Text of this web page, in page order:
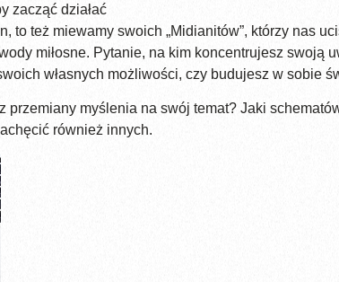
zacząć działać
to też miewamy swoich „Midianitów”, którzy nas
miłosne. Pytanie, na kim koncentrujesz swoją
własnych możliwości, czy budujesz w sobie
myślenia na swój temat? Jaki
również innych.